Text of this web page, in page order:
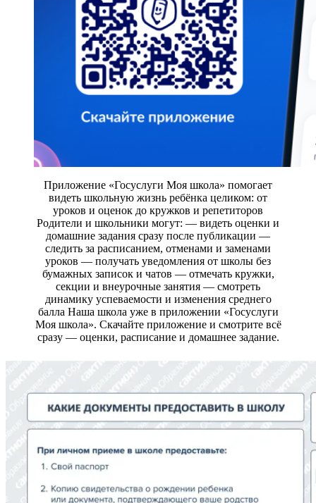
Приложение «Госуслуги Моя школа» помогает
видеть школьную жизнь ребёнка целиком: от
уроков и оценок до кружков и репетиторов
Родители и школьники могут: — видеть оценки и
домашние задания сразу после публикации —
следить за расписанием, отменами и заменами
уроков — получать уведомления от школы без
бумажных записок и чатов — отмечать кружки,
секции и внеурочные занятия — смотреть
динамику успеваемости и изменения среднего
балла Наша школа уже в приложении «Госуслуги
Моя школа». Скачайте приложение и смотрите всё
сразу — оценки, расписание и домашнее задание.